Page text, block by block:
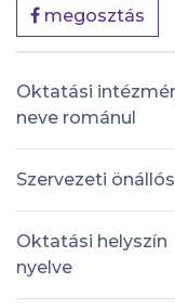
megosztás
Oktatási
neve románul
Szervezeti
Oktatási helyszín
nyelve